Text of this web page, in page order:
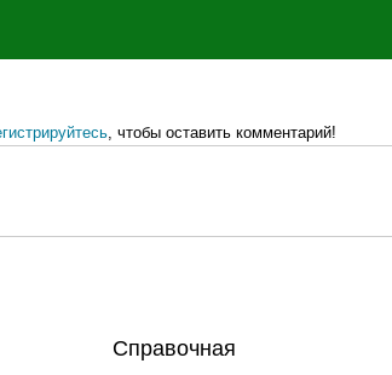
, чтобы оставить комментарий!
Справочная